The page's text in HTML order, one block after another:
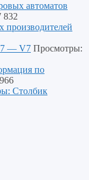
автоматов
832
производителей
— V7 Просмотры:
по
Столбик